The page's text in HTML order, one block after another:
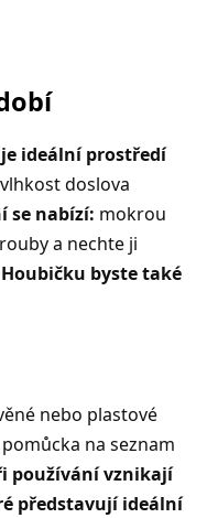
ideální prostředí
doslova
se nabízí: mokrou
a nechte ji
Houbičku byste také
nebo plastové
na seznam
používání vznikají
představují ideální